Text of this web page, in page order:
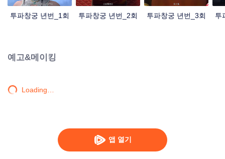
앱 열기
투파창궁 년번_1회 투파창궁 년번_2회 투파창궁 년번_3회 투
예고&메이킹
Loading…